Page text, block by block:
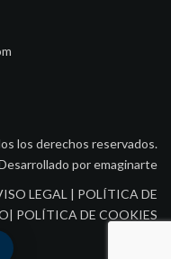
los derechos reservados.
poremaginarte
LEGAL | POLÍTICA DE
| POLÍTICA DE COOKIES